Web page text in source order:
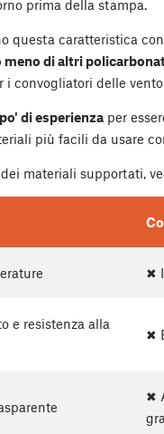
prima della stampa.
questa caratteristica
meno di altri
i convogliatori delle
di esperienza per
più facili da usare
materiali supportati,
✖
e resistenza alla
✖
✖